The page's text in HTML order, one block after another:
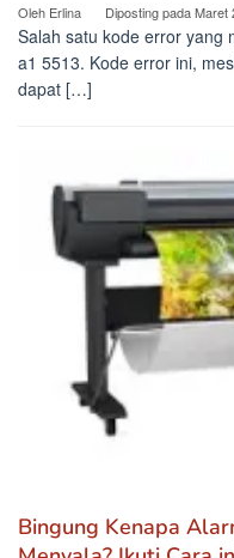
Oleh Erlina Diposting padaMaret
Salah satu kode error yang
a1 5513. Kode error ini,
dapat […]
Bingung Kenapa